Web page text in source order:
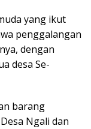
yang ikut
penggalangan
dengan
desa Se-
barang
Ngali dan